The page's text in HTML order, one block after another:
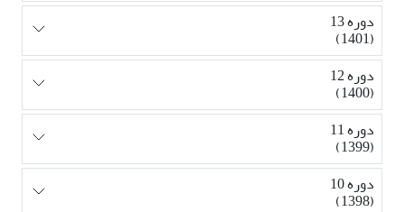
دوره 13
(1401)
دوره 12
(1400)
دوره 11
(1399)
دوره 10
(1398)